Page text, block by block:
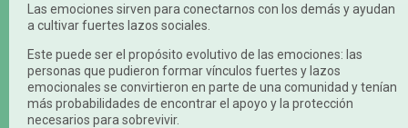
Las emociones sirven para conectarnos con los demás y ayudan
a cultivar fuertes lazos sociales.
Este puede ser el propósito evolutivo de las emociones: las
personas que pudieron formar vínculos fuertes y lazos
emocionales se convirtieron en parte de una comunidad y tenían
más probabilidades de encontrar el apoyo y la protección
necesarios para sobrevivir.